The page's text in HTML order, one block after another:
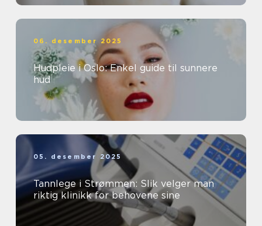
06. desember 2025
Hudpleie i Oslo: Enkel guide til sunnere
hud
05. desember 2025
Tannlege i Strømmen: Slik velger man
riktig klinikk for behovene sine